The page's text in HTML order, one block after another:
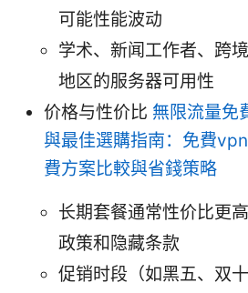
可能性能波动
学术、新闻工作者、跨
地区的服务器可用性
价格与性价比 無限流量免
與最佳選購指南：免費
費方案比較與省錢策略
长期套餐通常性价比更
政策和隐藏条款
促销时段（如黑五、双